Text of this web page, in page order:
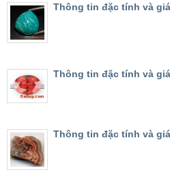
Thông tin đặc tính và
Thông tin đặc tính và
Thông tin đặc tính và